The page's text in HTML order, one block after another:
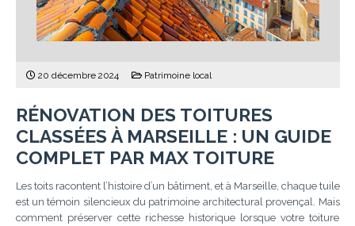
20 décembre 2024 Patrimoine local
RÉNOVATION DES TOITURES
CLASSÉES À MARSEILLE : UN GUIDE
COMPLET PAR MAX TOITURE
Les toits racontent l’histoire d’un bâtiment, et à Marseille, chaque tuile
est un témoin silencieux du patrimoine architectural provençal. Mais
comment préserver cette richesse historique lorsque votre toiture